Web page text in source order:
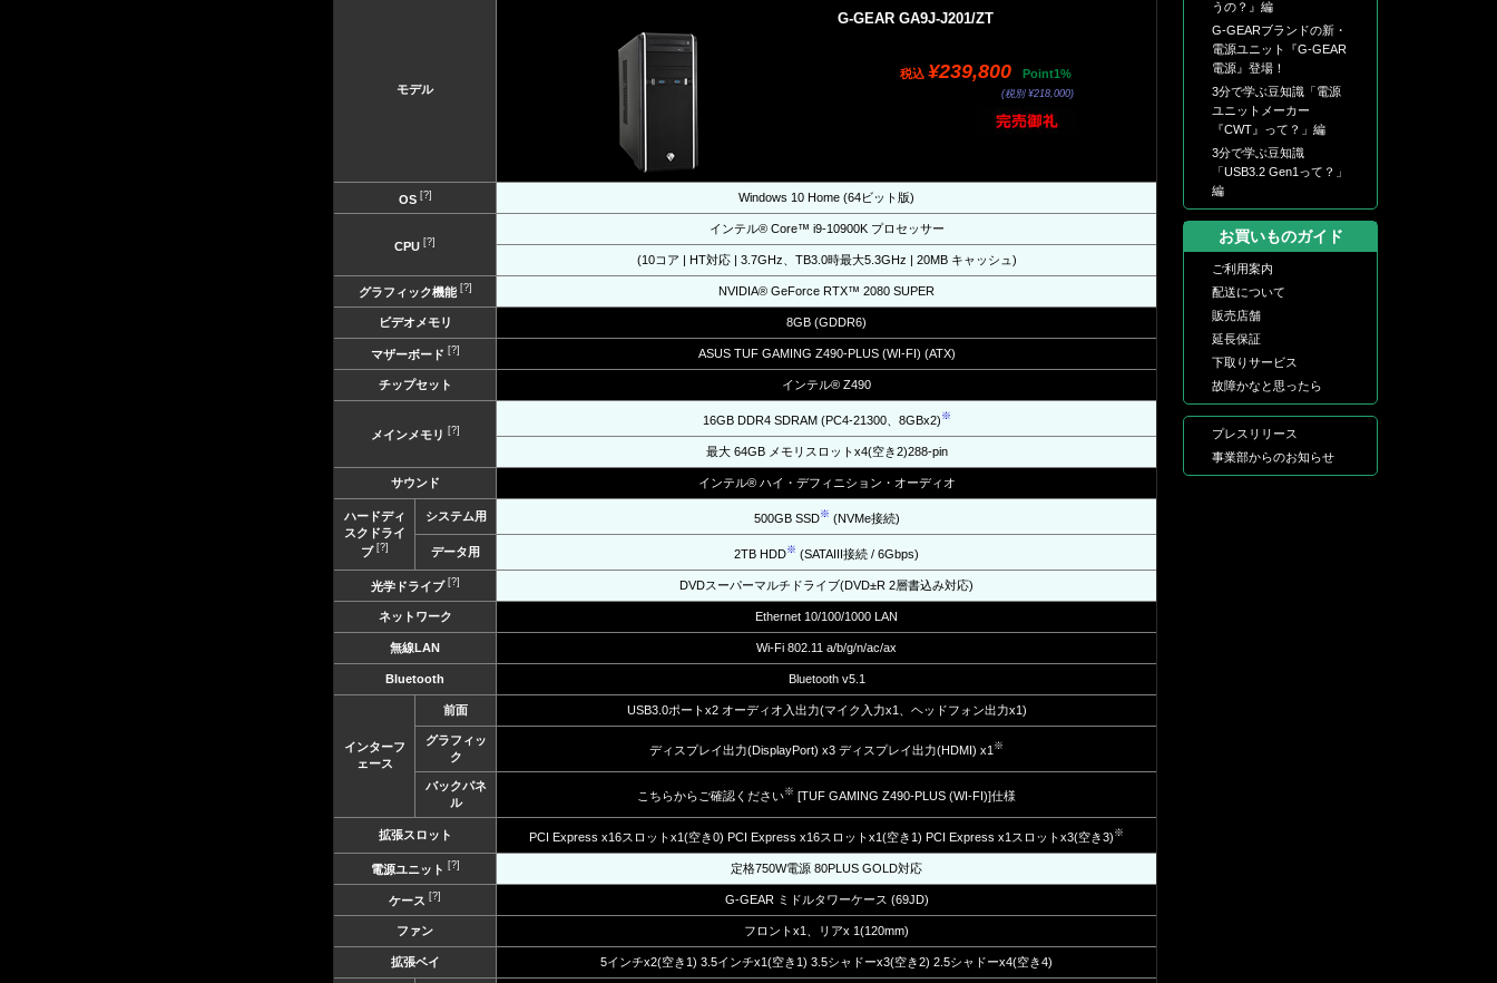
モデル
G-GEAR GA9J-J201/ZT
税込 ¥239,800 Point1%
(税別 ¥218,000)
OS[?] Windows 10 Home (64ビット版)
CPU [?]
インテル® Core™ i9-10900K プロセッサー
(10コア | HT対応 | 3.7GHz、TB3.0時最大5.3GHz | 20MB キャッシュ)
グラフィック機能[?] NVIDIA® GeForce RTX™ 2080 SUPER
ビデオメモリ 8GB (GDDR6)
マザーボード [?] ASUS TUF GAMING Z490-PLUS (WI-FI) (ATX)
チップセット インテル® Z490
メインメモリ [?]
16GB DDR4 SDRAM (PC4-21300、8GBx2) ※
最大 64GB メモリスロットx4(空き2)288-pin
サウンド インテル® ハイ・デフィニション・オーディオ
ハードディ
スクドライ
ブ[?]
システム用 500GB SSD※ (NVMe接続)
データ用 2TB HDD※ (SATAIII接続 / 6Gbps)
光学ドライブ[?] DVDスーパーマルチドライブ(DVD±R 2層書込み対応)
ネットワーク Ethernet 10/100/1000 LAN
無線LAN Wi-Fi 802.11 a/b/g/n/ac/ax
Bluetooth Bluetooth v5.1
インターフ
ェース
前面 USB3.0ポートx2 オーディオ入出力(マイク入力x1、ヘッドフォン出力x1)
グラフィッ
ク
ディスプレイ出力(DisplayPort) x3 ディスプレイ出力(HDMI) x1 ※
バックパネ
ル
こちらからご確認ください※ [TUF GAMING Z490-PLUS (WI-FI)]仕様
拡張スロット PCI Express x16スロットx1(空き0) PCI Express x16スロットx1(空き1) PCI Express x1スロットx3(空き3) ※
電源ユニット [?] 定格750W電源 80PLUS GOLD対応
ケース [?] G-GEAR ミドルタワーケース (69JD)
ファン フロントx1、リアx 1(120mm)
拡張ベイ 5インチx2(空き1) 3.5インチx1(空き1) 3.5シャドーx3(空き2) 2.5シャドーx4(空き4)
うの？』編
G-GEARブランドの新・
電源ユニット『G-GEAR
電源』登場！
3分で学ぶ豆知識「電源
ユニットメーカー
『CWT』って？」編
3分で学ぶ豆知識
「USB3.2 Gen1って？」
編
お買いものガイド
ご利用案内
配送について
販売店舗
延長保証
下取りサービス
故障かなと思ったら
プレスリリース
事業部からのお知らせ